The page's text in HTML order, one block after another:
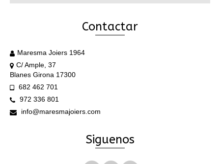
Contactar
Maresma Joiers 1964
C/ Ample, 37
Blanes Girona 17300
682 462 701
972 336 801
info@maresmajoiers.com
Siguenos